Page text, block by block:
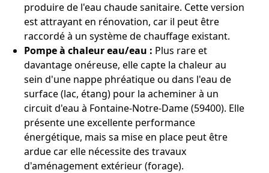
produire de l'eau chaude sanitaire. Cette version
est attrayant en rénovation, car il peut être
raccordé à un système de chauffage existant.
Pompe à chaleur eau/eau : Plus rare et
davantage onéreuse, elle capte la chaleur au
sein d'une nappe phréatique ou dans l'eau de
surface (lac, étang) pour la acheminer à un
circuit d'eau à Fontaine-Notre-Dame (59400). Elle
présente une excellente performance
énergétique, mais sa mise en place peut être
ardue car elle nécessite des travaux
d'aménagement extérieur (forage).